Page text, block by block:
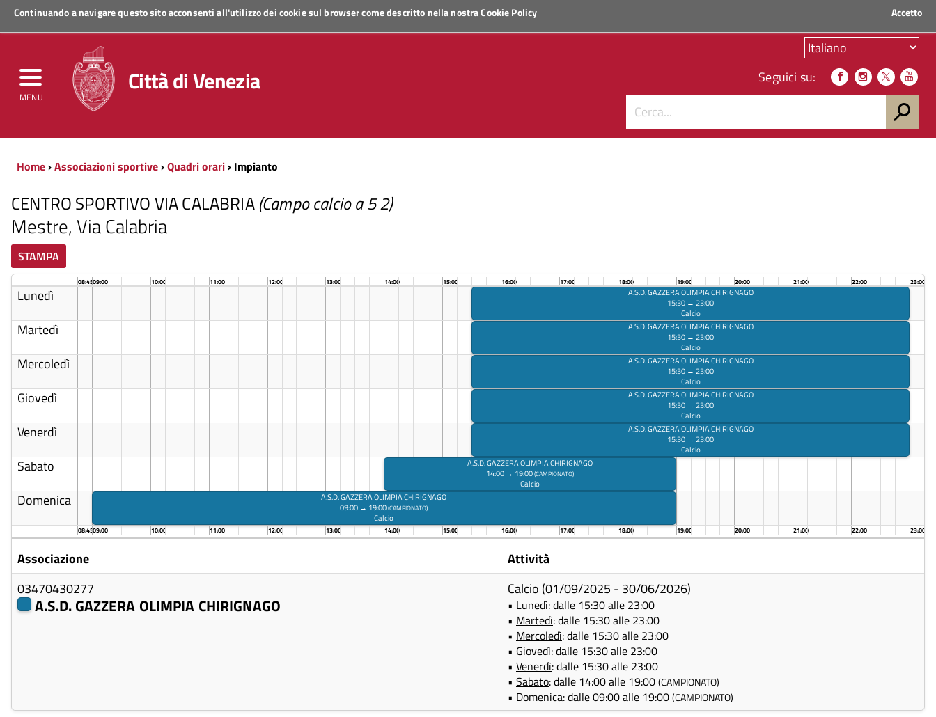
Continuando a navigare questo sito acconsenti all'utilizzo dei cookie sul browser come descritto nella nostraCookie Policy Accetto
MENU
Regione Veneto
Città di Venezia Seguici su:
Home›Associazioni sportive›Quadri orari› Impianto
CENTRO SPORTIVO VIA CALABRIA(Campo calcio a 5 2)
Mestre, Via Calabria
STAMPA
08:4509:00 10:00 11:00 12:00 13:00 14:00 15:00 16:00 17:00 18:00 19:00 20:00 21:00 22:00 23:00
Lunedì
A.S.D. GAZZERA OLIMPIA CHIRIGNAGO
15:30 → 23:00
Calcio
Martedì
A.S.D. GAZZERA OLIMPIA CHIRIGNAGO
15:30 → 23:00
Calcio
Mercoledì
A.S.D. GAZZERA OLIMPIA CHIRIGNAGO
15:30 → 23:00
Calcio
Giovedì
A.S.D. GAZZERA OLIMPIA CHIRIGNAGO
15:30 → 23:00
Calcio
Venerdì
A.S.D. GAZZERA OLIMPIA CHIRIGNAGO
15:30 → 23:00
Calcio
Sabato
A.S.D. GAZZERA OLIMPIA CHIRIGNAGO
14:00 → 19:00(CAMPIONATO)
Calcio
Domenica
A.S.D. GAZZERA OLIMPIA CHIRIGNAGO
09:00 → 19:00(CAMPIONATO)
Calcio
08:4509:00 10:00 11:00 12:00 13:00 14:00 15:00 16:00 17:00 18:00 19:00 20:00 21:00 22:00 23:00
Associazione
Attività
03470430277
A.S.D. GAZZERA OLIMPIA CHIRIGNAGO
Calcio (01/09/2025 - 30/06/2026)
• Lunedì: dalle 15:30 alle 23:00
• Martedì: dalle 15:30 alle 23:00
• Mercoledì: dalle 15:30 alle 23:00
• Giovedì: dalle 15:30 alle 23:00
• Venerdì: dalle 15:30 alle 23:00
• Sabato: dalle 14:00 alle 19:00(CAMPIONATO)
• Domenica: dalle 09:00 alle 19:00(CAMPIONATO)